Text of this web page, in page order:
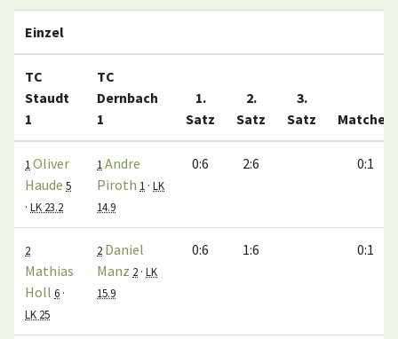
Einzel
TC
Staudt
1
TC
Dernbach
1
1.
Satz
2.
Satz
3.
Satz
Matches
1 Oliver
Haude 5
· LK 23.2
1 Andre
Piroth 1 · LK
14.9
0:6 2:6 0:1
2
Mathias
Holl 6 ·
LK 25
2 Daniel
Manz 2 · LK
15.9
0:6 1:6 0:1